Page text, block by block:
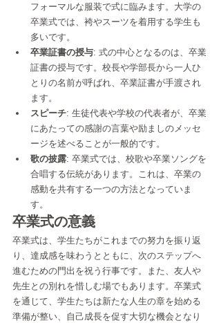
フォーマルな服装で式に臨みます。大学の
卒業式では、袴やスーツを着用する学生も
多いです。
卒業証書の授与: 式の中心となるのは、卒業
証書の授与です。校長や学部長から一人ひ
とりの名前が呼ばれ、卒業証書が手渡され
ます。
スピーチ: 生徒代表や学校の代表者が、卒業
にあたっての感謝の言葉や励ましのメッセ
ージを述べることが一般的です。
歌の披露: 卒業式では、校歌や卒業ソングを
合唱する伝統があります。これは、卒業の
感動を共有する一つの方法となっていま
す。
卒業式の意義
卒業式は、学生たちがこれまでの努力を振り返
り、達成感を味わうとともに、次のステップへ
進むための門出を祝う行事です。また、友人や
先生との別れを惜しむ場でもあります。卒業式
を通じて、学生たちは新たな人生の章を始める
準備が整い、自己成長を促す大切な機会となり